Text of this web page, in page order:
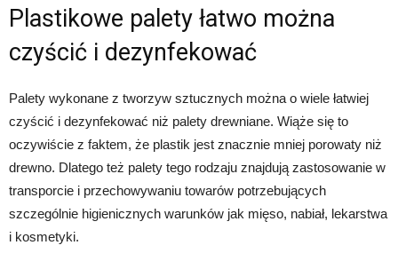
Plastikowe palety łatwo można
czyścić i dezynfekować
Palety wykonane z tworzyw sztucznych można o wiele łatwiej
czyścić i dezynfekować niż palety drewniane. Wiąże się to
oczywiście z faktem, że plastik jest znacznie mniej porowaty niż
drewno. Dlatego też palety tego rodzaju znajdują zastosowanie w
transporcie i przechowywaniu towarów potrzebujących
szczególnie higienicznych warunków jak mięso, nabiał, lekarstwa
i kosmetyki.